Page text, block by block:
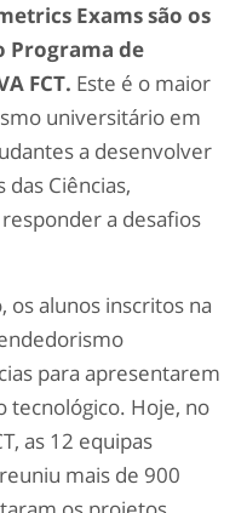
Exams são os
Programa de
FCT. Este é o maior
universitário em
a desenvolver
Ciências,
a desafios
alunos inscritos na
para apresentarem
tecnológico. Hoje, no
as 12 equipas
mais de 900